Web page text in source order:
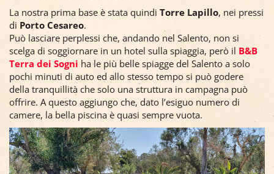
La nostra prima base è stata quindi Torre Lapillo, nei pressi
di Porto Cesareo.
Può lasciare perplessi che, andando nel Salento, non si
scelga di soggiornare in un hotel sulla spiaggia, però il B&B
Terra dei Sogni ha le più belle spiagge del Salento a solo
pochi minuti di auto ed allo stesso tempo si può godere
della tranquillità che solo una struttura in campagna può
offrire. A questo aggiungo che, dato l’esiguo numero di
camere, la bella piscina è quasi sempre vuota.